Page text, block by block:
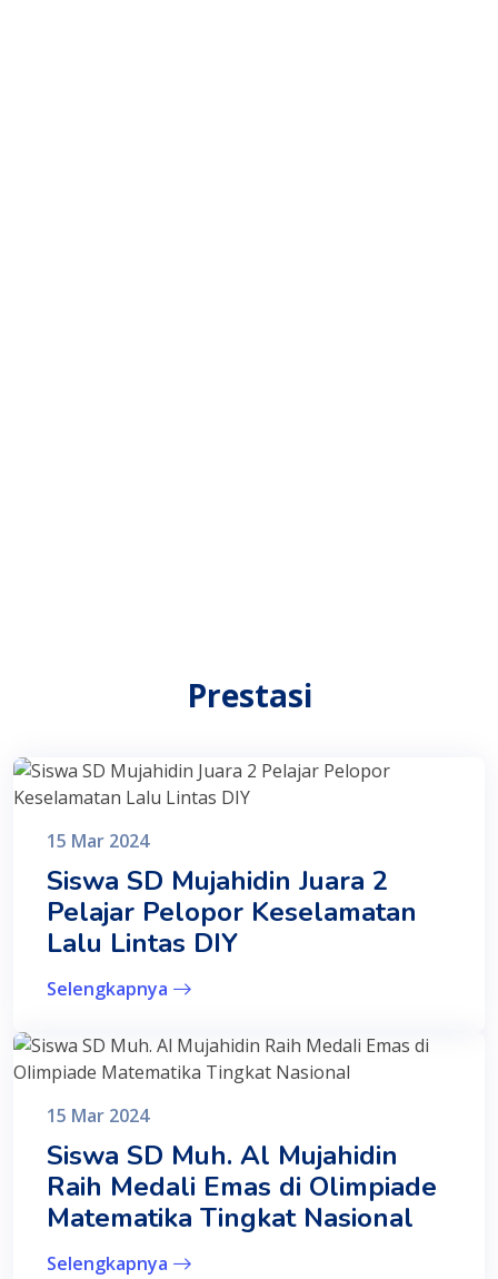
Prestasi
15 Mar 2024
Siswa SD Mujahidin Juara 2
Pelajar Pelopor Keselamatan
Lalu Lintas DIY
Selengkapnya
15 Mar 2024
Siswa SD Muh. Al Mujahidin
Raih Medali Emas di Olimpiade
Matematika Tingkat Nasional
Selengkapnya